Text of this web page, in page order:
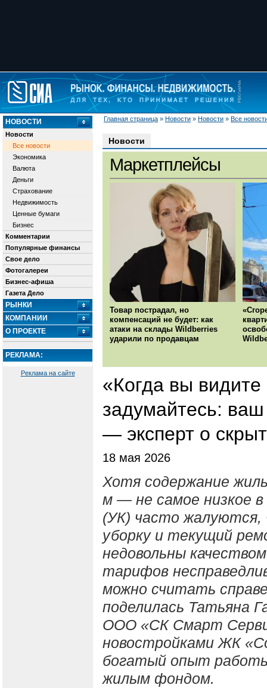
Главная страница » Новости » Новости » Все
НОВОСТИ
Новости
Все новости
Экономика
Валюта
Деньги
Страхование
Недвижимость
Ценные бумаги
Бизнес
Комментарии
Популярные финансы
Свое дело
Фотогалереи
Бизнес-афиша
Газета Дело
РЫНКИ
КОМПАНИИ
О ПРОЕКТЕ
РЕКЛАМА:
Реклама на сайте
Новости
Маркетплейсы
Товар пострадал, но
компенсаций не будет: как
атаки на склады Wildberries
ударили по продавцам
«Когда вы
задумайтесь:
— эксперт о
18 мая 2026
Хотя содержание
м — не самое низкое
(УК) часто жалуются,
уборку и текущий
недовольны
тарифов
можно считать
поделилась Татьяна
ООО «СК Смарт
новостройками ЖК
богатый опыт
жилым фондом.